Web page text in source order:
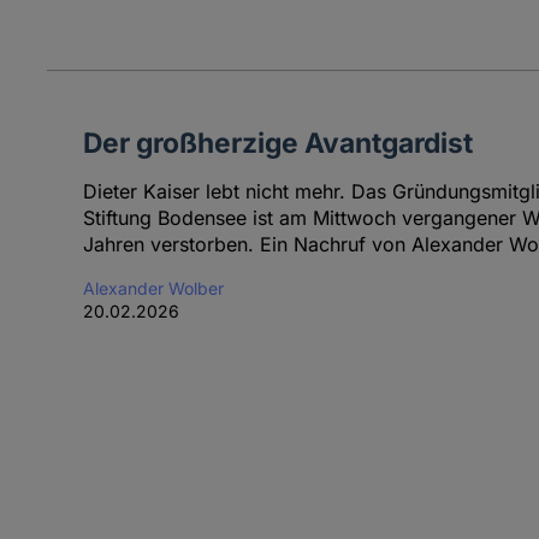
Der großherzige Avantgardist
Dieter Kaiser lebt nicht mehr. Das
Stiftung Bodensee ist am Mittwoch vergangener
Jahren verstorben. Ein Nachruf von Alexander
Alexander Wolber
20.02.2026